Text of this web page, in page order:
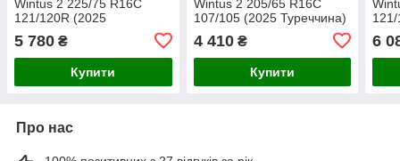
Wintus 2 225/75 R16C
121/120R (2025
5 780 ₴
Купити
Wintus 2 205/65 R16C
107/105 (2025 Туреччина)
4 410₴
Купити
6
Про нас